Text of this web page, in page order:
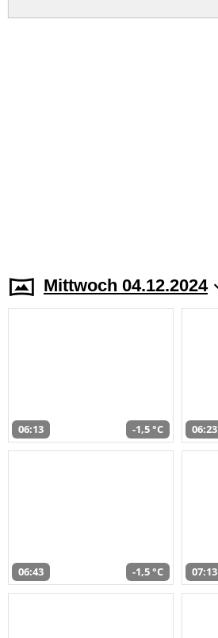
Mittwoch 04.12.2024
06:13 -1,5 °C 06:23
06:43 -1,5 °C 07:13